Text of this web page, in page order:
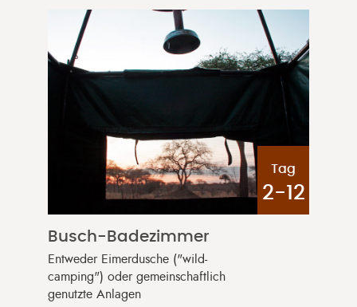
Tag
2-12
Busch-Badezimmer
Entweder Eimerdusche ("wild-
camping") oder gemeinschaftlich
genutzte Anlagen